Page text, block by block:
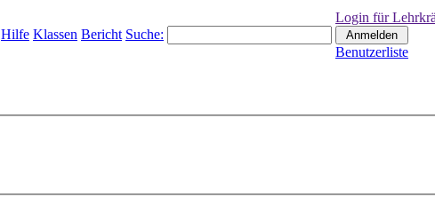
Hilfe Klassen Bericht Suche:
Login für
Benutzerliste